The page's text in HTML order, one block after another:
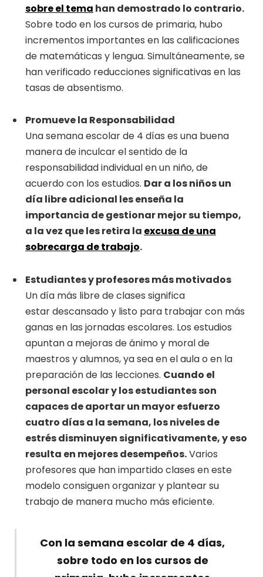
sobre el tema han demostrado lo contrario.
Sobre todo en los cursos de primaria, hubo
incrementos importantes en las calificaciones
de matemáticas y lengua. Simultáneamente, se
han verificado reducciones significativas en las
tasas de absentismo.
Promueve la Responsabilidad
Una semana escolar de 4 días es una buena
manera de inculcar el sentido de la
responsabilidad individual en un niño, de
acuerdo con los estudios. Dar a los niños un
día libre adicional les enseña la
importancia de gestionar mejor su tiempo,
a la vez que les retira la excusa de una
sobrecarga de trabajo.
Estudiantes y profesores más motivados
Un día más libre de clases significa
estar descansado y listo para trabajar con más
ganas en las jornadas escolares. Los estudios
apuntan a mejoras de ánimo y moral de
maestros y alumnos, ya sea en el aula o en la
preparación de las lecciones. Cuando el
personal escolar y los estudiantes son
capaces de aportar un mayor esfuerzo
cuatro días a la semana, los niveles de
estrés disminuyen significativamente, y eso
resulta en mejores desempeños.Varios
profesores que han impartido clases en este
modelo consiguen organizar y plantear su
trabajo de manera mucho más eficiente.
Con la semana escolar de 4 días,
sobre todo en los cursos de